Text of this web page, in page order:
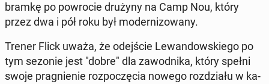
bramkę po po­wro­cie drużyny na Camp Nou, który
przez dwa i pół roku był mo­der­ni­zo­wa­ny.
Trener Flick uważa, że odej­ście Le­wan­dow­skie­go po
tym sezonie jest "dobre" dla za­wod­ni­ka, który spełni
swoje pra­gnie­nie roz­po­czę­cia nowego roz­dzia­łu w ka­